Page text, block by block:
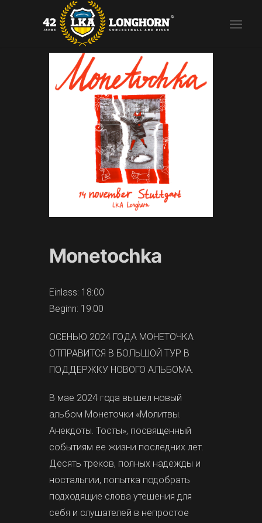
Monetochka
Einlass: 18:00
Beginn: 19:00
ОСЕНЬЮ 2024 ГОДА МОНЕТОЧКА
ОТПРАВИТСЯ В БОЛЬШОЙ ТУР В
ПОДДЕРЖКУ НОВОГО АЛЬБОМА.
В мае 2024 года вышел новый
альбом Монеточки «Молитвы.
Анекдоты. Тосты», посвященный
событиям ее жизни последних лет.
Десять треков, полных надежды и
ностальгии, попытка подобрать
подходящие слова утешения для
себя и слушателей в непростое